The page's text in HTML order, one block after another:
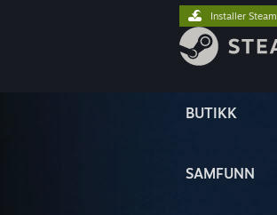
BUTIKK
SAMFUNN
Installer Steam